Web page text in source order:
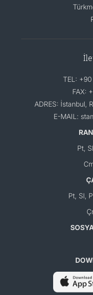
TEL:
FAX:
ADRES: İstanbul,
E-MAIL:
Pt,
Pt, Sl,